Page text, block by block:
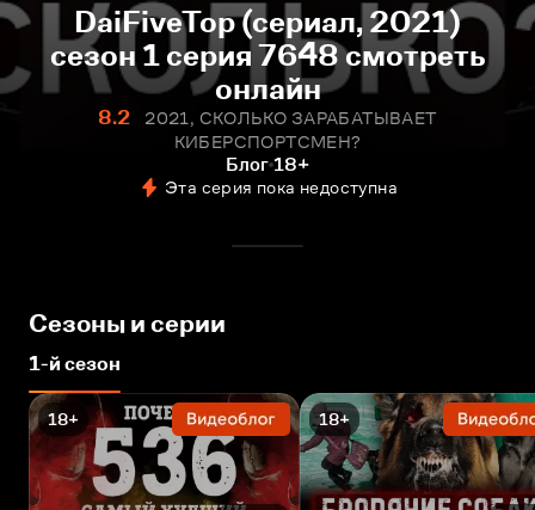
DaiFiveTop (сериал, 2021)
сезон 1 серия 7648 смотреть
онлайн
8.2
2021, СКОЛЬКО ЗАРАБАТЫВАЕТ
КИБЕРСПОРТСМЕН?
Блог 18+
Эта серия пока недоступна
Сезоны и серии
1-й сезон
18+ 18+